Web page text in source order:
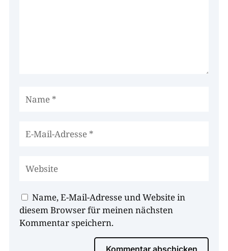
Name, E-Mail-Adresse und Website in
diesem Browser für meinen nächsten
Kommentar speichern.
Kommentar abschicken